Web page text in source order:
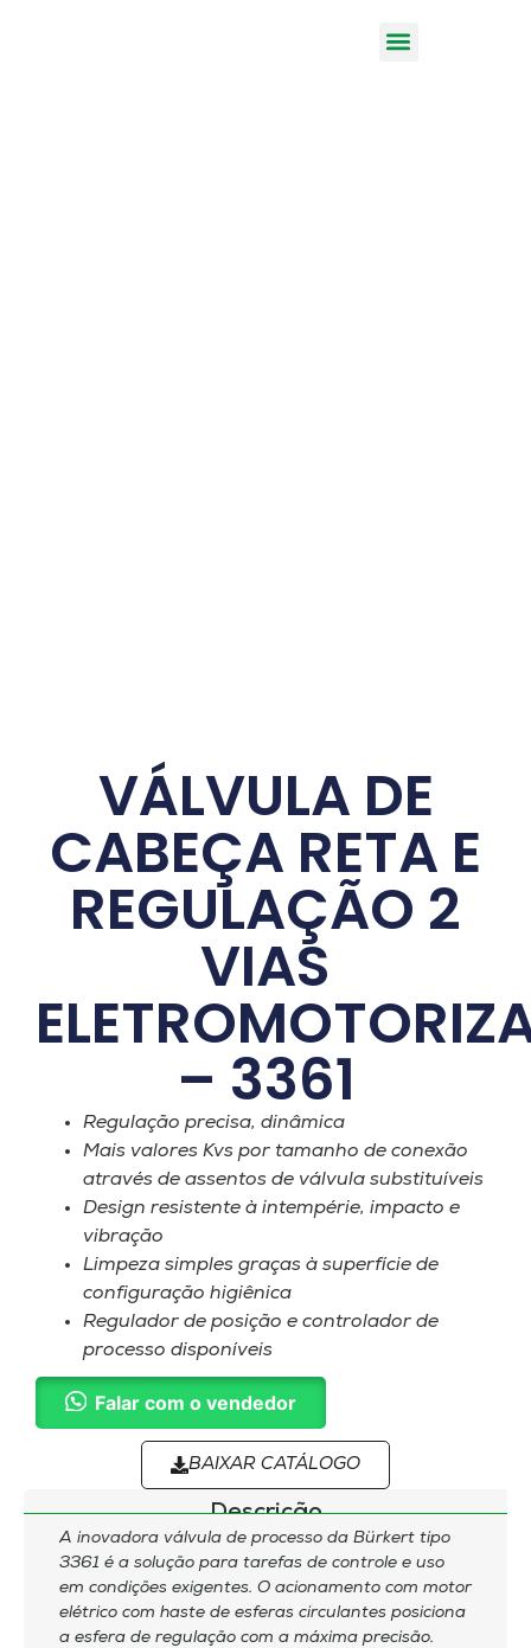
VÁLVULA DE
CABEÇA RETA E
REGULAÇÃO 2
VIAS
– 3361
Regulação precisa, dinâmica
Mais valores Kvs por tamanho de conexão
através de assentos de válvula substituíveis
Design resistente à intempérie, impacto e
vibração
Limpeza simples graças à superfície de
configuração higiênica
Regulador de posição e controlador de
processo disponíveis
Falar com o vendedor
BAIXAR CATÁLOGO
Descrição
A inovadora válvula de processo da Bürkert tipo
3361 é a solução para tarefas de controle e uso
em condições exigentes. O acionamento com motor
elétrico com haste de esferas circulantes posiciona
a esfera de regulação com a máxima precisão.